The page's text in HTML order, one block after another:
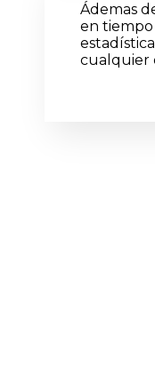
Ádemas
en
cualquier